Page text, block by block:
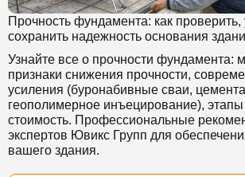
Прочность фундамента: как проверить,
сохранить надежность основания
Узнайте все о прочности фундамента:
признаки снижения прочности,
усиления (буронабивные сваи,
геополимерное инъецирование), этапы
стоимость. Профессиональные
экспертов Ювикс Групп для
вашего здания.